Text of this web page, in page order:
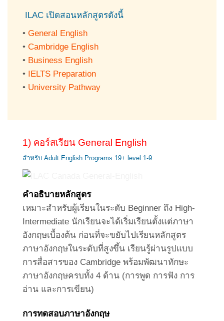
ILAC เปิดสอนหลักสูตรดังนี้
• General English
• Cambridge English
• Business English
• IELTS Preparation
• University Pathway
1) คอร์สเรียน General English
สำหรับ Adult English Programs 19+ level 1-9
คำอธิบายหลักสูตร
เหมาะสำหรับผู้เรียนในระดับ Beginner ถึง High-
Intermediate นักเรียนจะได้เริ่มเรียนตั้งแต่ภาษา
อังกฤษเบื้องต้น ก่อนที่จะขยับไปเรียนหลักสูตร
ภาษาอังกฤษในระดับที่สูงขึ้น เรียนรู้ผ่านรูปแบบ
การสื่อสารของ Cambridge พร้อมพัฒนาทักษะ
ภาษาอังกฤษครบทั้ง 4 ด้าน (การพูด การฟัง การ
อ่าน และการเขียน)
การทดสอบภาษาอังกฤษ